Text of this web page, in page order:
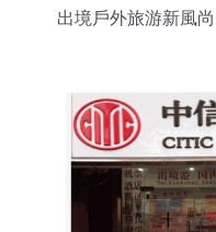
出境戶外旅游新風尚